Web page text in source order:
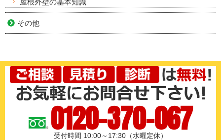
その他
0120-370-067
受付時間 10:00～17:30（水曜定休）